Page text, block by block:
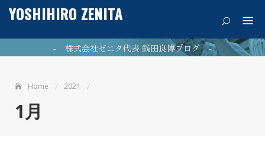
Skip
content
YOSHIHIRO ZENITA痛みを希望に
- 株式会社ゼニタ代表 銭田良博ブログ -
Home 2021
1月